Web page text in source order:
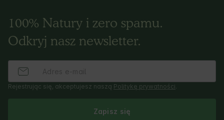
100% Natury i zero spamu.
Odkryj nasz newsletter.
Rejestrując się, akceptujesz naszą Politykę prywatności.
Zapisz się